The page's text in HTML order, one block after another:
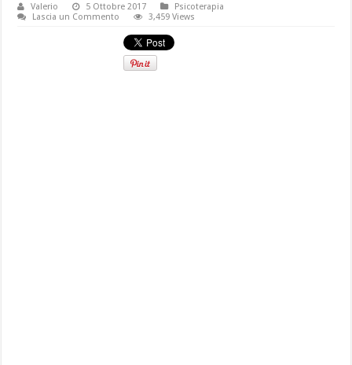
Valerio 5 Ottobre 2017
Psicoterapia
Lascia un Commento
3,459 Views